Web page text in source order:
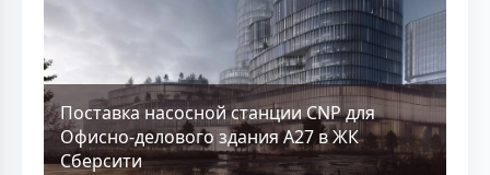
Поставка насосной станции CNP для
Офисно-делового здания А27 в ЖК
Сберсити